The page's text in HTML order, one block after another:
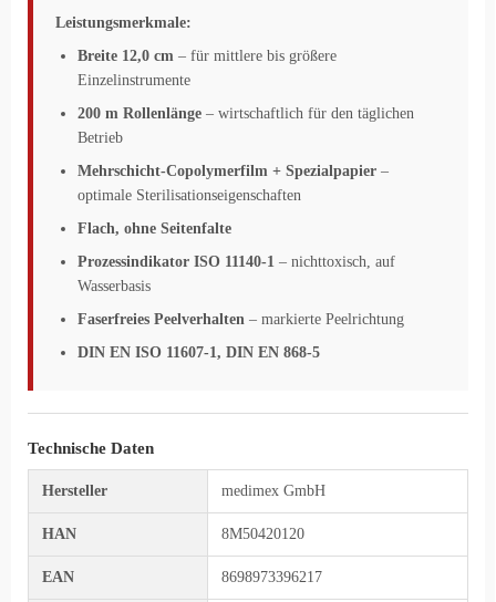
Leistungsmerkmale:
Breite 12,0 cm – für mittlere bis größere
Einzelinstrumente
200 m Rollenlänge – wirtschaftlich für den täglichen
Betrieb
Mehrschicht-Copolymerfilm + Spezialpapier –
optimale Sterilisationseigenschaften
Flach, ohne Seitenfalte
Prozessindikator ISO 11140-1 – nichttoxisch, auf
Wasserbasis
Faserfreies Peelverhalten – markierte Peelrichtung
DIN EN ISO 11607-1, DIN EN 868-5
Technische Daten
Hersteller medimex GmbH
HAN 8M50420120
EAN 8698973396217